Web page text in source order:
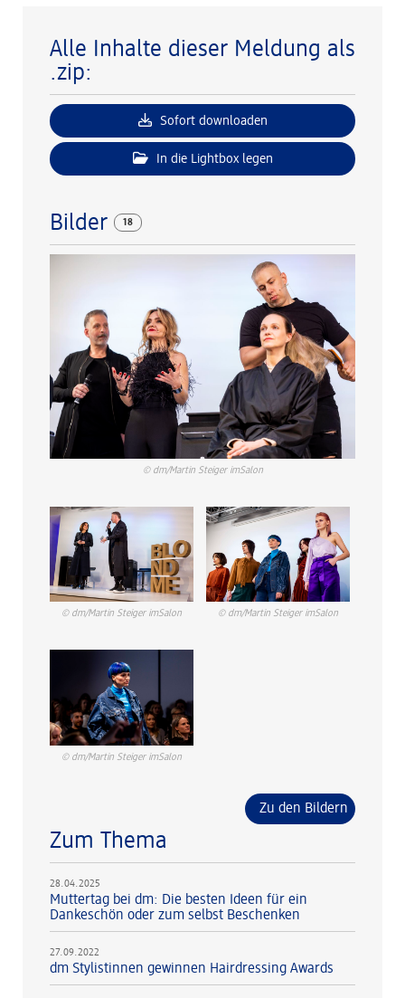
Alle Inhalte dieser Meldung als
.zip:
Sofort downloaden
In die Lightbox legen
Bilder 18
© dm/Martin Steiger imSalon
© dm/Martin Steiger imSalon © dm/Martin Steiger imSalon
© dm/Martin Steiger imSalon
Zu den Bildern
Zum Thema
28.04.2025
Muttertag bei dm: Die besten Ideen für ein
Dankeschön oder zum selbst Beschenken
27.09.2022
dm Stylistinnen gewinnen Hairdressing Awards